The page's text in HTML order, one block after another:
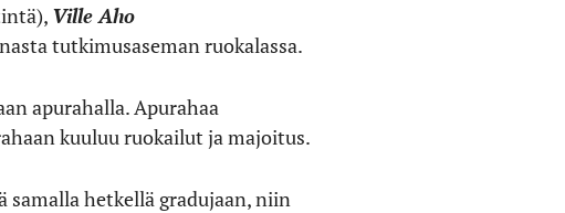
Ville Aho
tutkimusaseman ruokalassa.
apurahalla. Apurahaa
kuuluu ruokailut ja majoitus.
hetkellä gradujaan, niin